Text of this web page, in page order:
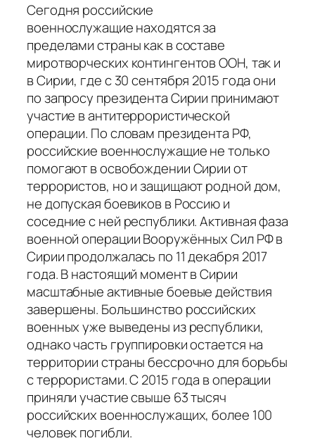
Сегодня российские
военнослужащие находятся за
пределами страны как в составе
миротворческих контингентов ООН, так и
в Сирии, где с 30 сентября 2015 года они
по запросу президента Сирии принимают
участие в антитеррористической
операции. По словам президента РФ,
российские военнослужащие не только
помогают в освобождении Сирии от
террористов, но и защищают родной дом,
не допуская боевиков в Россию и
соседние с ней республики. Активная фаза
военной операции Вооружённых Сил РФ в
Сирии продолжалась по 11 декабря 2017
года. В настоящий момент в Сирии
масштабные активные боевые действия
завершены. Большинство российских
военных уже выведены из республики,
однако часть группировки остается на
территории страны бессрочно для борьбы
с террористами. С 2015 года в операции
приняли участие свыше 63 тысяч
российских военнослужащих, более 100
человек погибли.